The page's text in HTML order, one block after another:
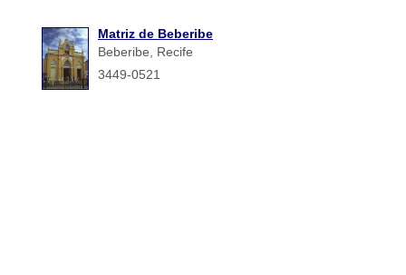
Matriz de Beberibe
Beberibe, Recife
3449-0521